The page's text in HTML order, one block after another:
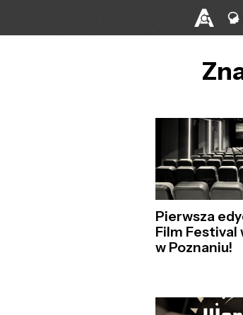
Pierwsza
Film Festival
w Poznaniu!